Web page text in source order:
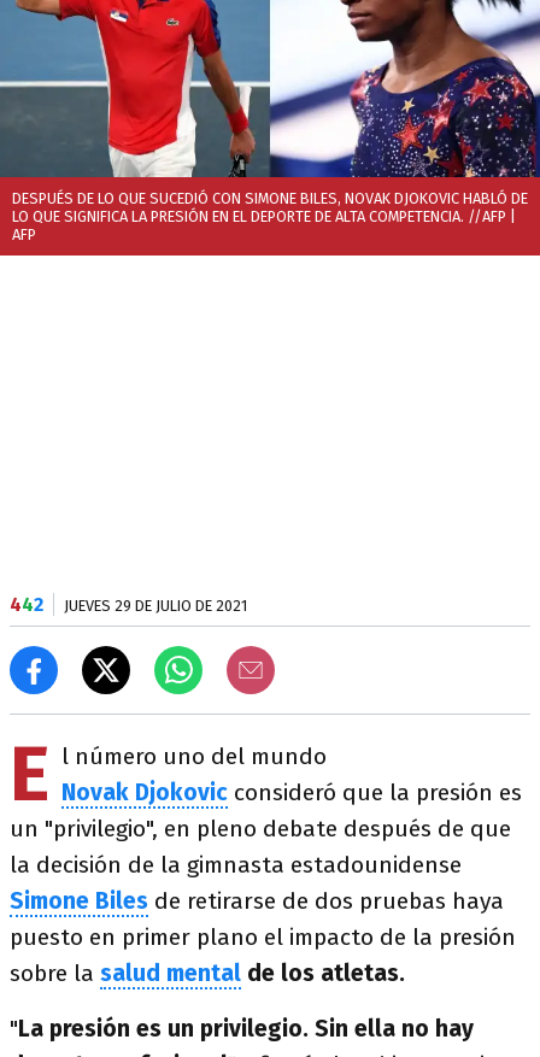
DESPUÉS DE LO QUE SUCEDIÓ CON SIMONE BILES, NOVAK DJOKOVIC HABLÓ DE
LO QUE SIGNIFICA LA PRESIÓN EN EL DEPORTE DE ALTA COMPETENCIA. //AFP
AFP
442 JUEVES 29 DE JULIO DE 2021
E
l número uno del mundo
Novak Djokovic consideró que la presión es
un "privilegio", en pleno debate después de que
la decisión de la gimnasta estadounidense
Simone Biles de retirarse de dos pruebas haya
puesto en primer plano el impacto de la presión
sobre la salud mental de los atletas.
"La presión es un privilegio. Sin ella no hay